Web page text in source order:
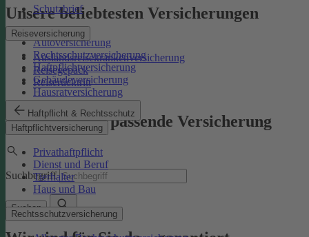
Schutzbrief
Reiseversicherung
Auslandsreisekrankenversicherung
Reisegepäck
Reiserücktritt
Haftpflicht & Rechtsschutz
Haftpflichtversicherung
Privathaftpflicht
Dienst und Beruf
Tierhalter
Haus und Bau
Rechtsschutzversicherung
Unsere beliebtesten Versicherungen
Autoversicherung
Rechtsschutzversicherung
Haftpflichtversicherung
Gebäudeversicherung
Hausratversicherung
Finden Sie die passende Versicherung
Suchbegriff
Suchen